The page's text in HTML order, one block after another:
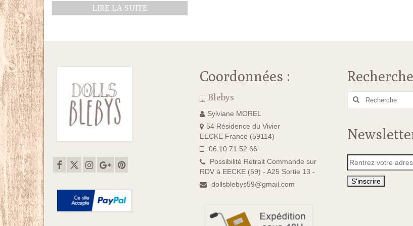
LIRE LA SUITE
Coordonnées :
Blebys
Sylviane MOREL
54 Résidence du Vivier
EECKE France (59114)
06.10.71.52.66
Possibilité Retrait Commande sur
RDV à EECKE (59) - A25 Sortie 13 -
dollsblebys59@gmail.com
Rechercher